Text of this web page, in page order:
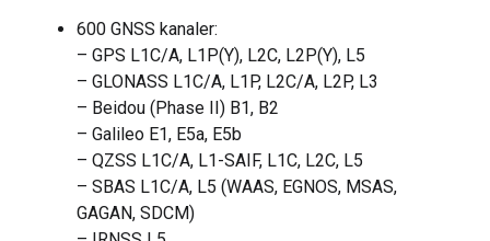
600 GNSS kanaler:
– GPS L1C/A, L1P(Y), L2C, L2P(Y), L5
– GLONASS L1C/A, L1P, L2C/A, L2P, L3
– Beidou (Phase II) B1, B2
– Galileo E1, E5a, E5b
– QZSS L1C/A, L1-SAIF, L1C, L2C, L5
– SBAS L1C/A, L5 (WAAS, EGNOS, MSAS,
GAGAN, SDCM)